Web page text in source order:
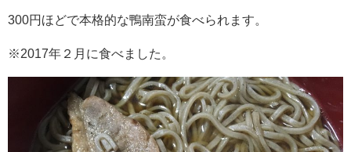
300円ほどで本格的な鴨南蛮が食べられます。
※2017年２月に食べました。